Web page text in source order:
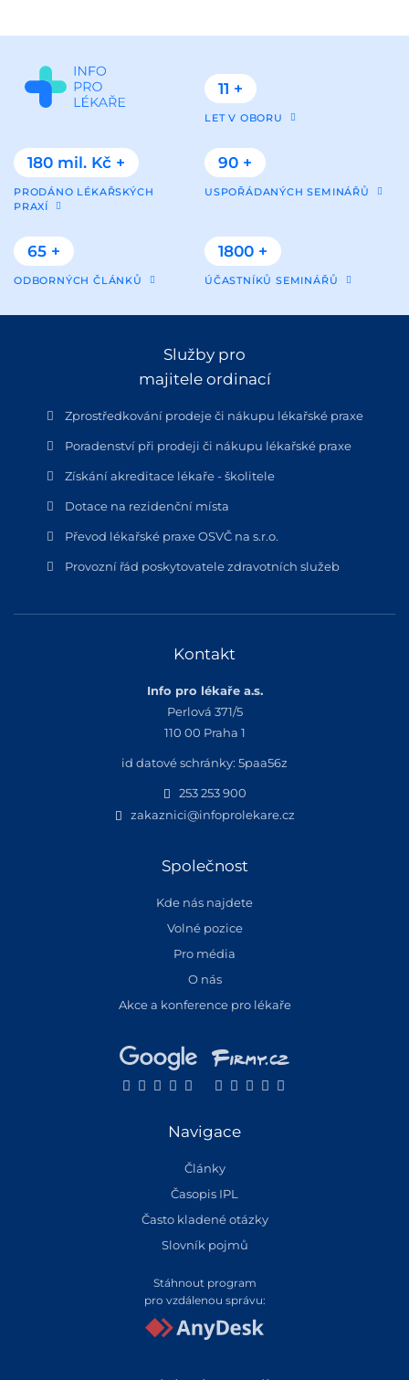
11 +
LET V OBORU
180 mil. Kč +
PRODÁNO LÉKAŘSKÝCH
PRAXÍ
90 +
USPOŘÁDANÝCH SEMINÁŘŮ
65 +
ODBORNÝCH ČLÁNKŮ
1800 +
ÚČASTNÍKŮ SEMINÁŘŮ
Služby pro
majitele ordinací
Zprostředkování prodeje či nákupu lékařské praxe
Poradenství při prodeji či nákupu lékařské praxe
Získání akreditace lékaře - školitele
Dotace na rezidenční místa
Převod lékařské praxe OSVČ na s.r.o.
Provozní řád poskytovatele zdravotních služeb
Kontakt
Info pro lékaře a.s.
Perlová 371/5
110 00 Praha 1
id datové schránky: 5paa56z
253 253 900
zakaznici@infoprolekare.cz
Společnost
Kde nás najdete
Volné pozice
Pro média
O nás
Akce a konference pro lékaře
Navigace
Články
Časopis IPL
Často kladené otázky
Slovník pojmů
Stáhnout program
pro vzdálenou správu: